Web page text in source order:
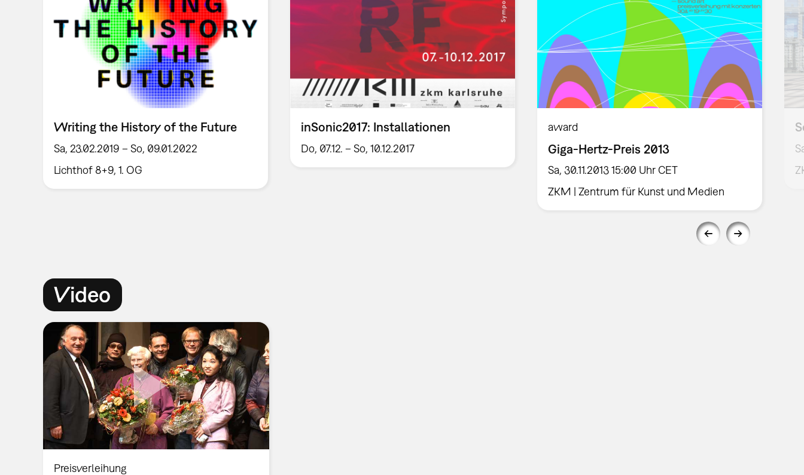
Writing the History of the Future
Sa, 23.02.2019 – So, 09.01.2022
Lichthof 8+9, 1. OG
inSonic2017: Installationen
Do, 07.12. – So, 10.12.2017
award
Giga-Hertz-Preis 2013
Sa, 30.11.2013 15:00 Uhr CET
ZKM | Zentrum für Kunst und Medien
Video
Preisverleihung